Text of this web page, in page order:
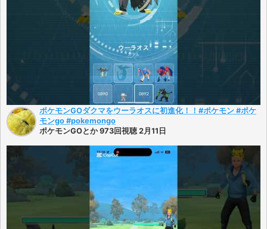
ポケモンGOダクマをウーラオスに初進化！！#ポケモン #ポケ
モンgo #pokemongo
ポケモンGOとか 973回視聴 2月11日